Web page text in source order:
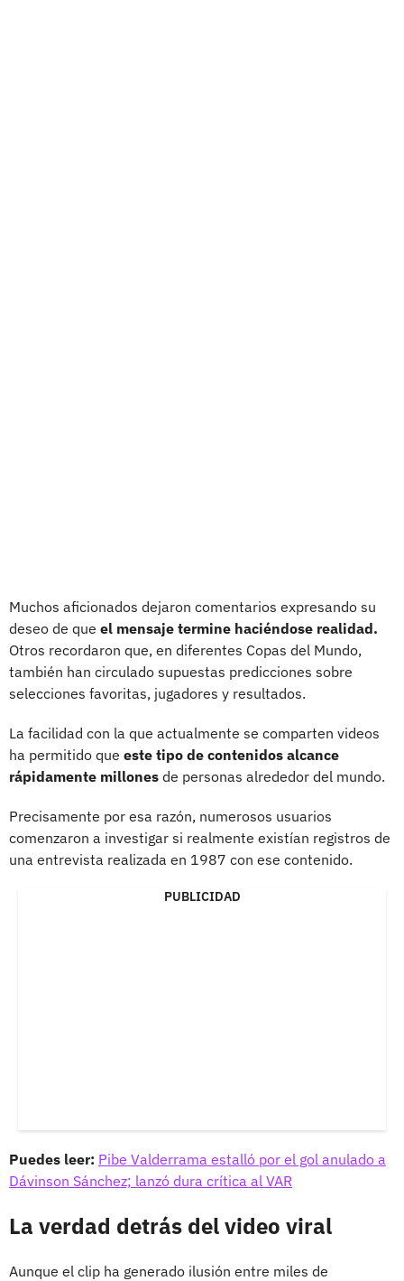
Muchos aficionados dejaron comentarios expresando su
deseo de que el mensaje termine haciéndose realidad.
Otros recordaron que, en diferentes Copas del Mundo,
también han circulado supuestas predicciones sobre
selecciones favoritas, jugadores y resultados.
La facilidad con la que actualmente se comparten videos
ha permitido que este tipo de contenidos alcance
rápidamente millones de personas alrededor del mundo.
Precisamente por esa razón, numerosos usuarios
comenzaron a investigar si realmente existían registros de
una entrevista realizada en 1987 con ese contenido.
PUBLICIDAD
Puedes leer: Pibe Valderrama estalló por el gol anulado a
Dávinson Sánchez; lanzó dura crítica al VAR
La verdad detrás del video viral
Aunque el clip ha generado ilusión entre miles de